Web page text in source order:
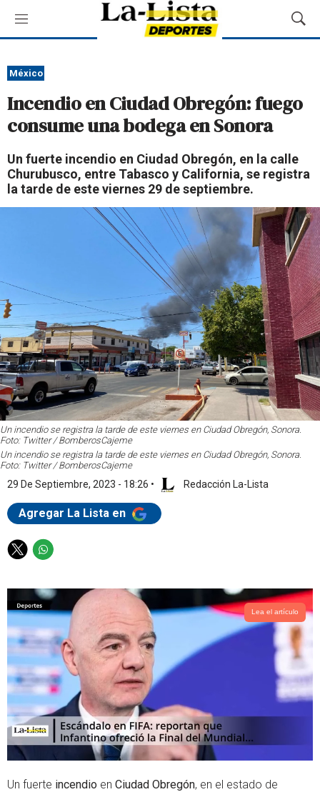
M
e
ú
M
o
a
r
s
q
e
d
a
México
Incendio en Ciudad Obregón: fuego
consume una bodega en Sonora
Un fuerte incendio en Ciudad Obregón, en la calle
Churubusco, entre Tabasco y California, se registra
la tarde de este viernes 29 de septiembre.
Un incendio se registra la tarde de este viernes en Ciudad Obregón, Sonora.
Foto: Twitter / BomberosCajeme
Un incendio se registra la tarde de este viernes en Ciudad Obregón, Sonora.
Foto: Twitter / BomberosCajeme
29 De Septiembre, 2023 - 18:26 • Redacción La-Lista
Agregar La Lista en
T
i
t
t
e
r
W
a
t
s
a
p
p
Lea el artículo
Un fuerte incendio en Ciudad Obregón, en el estado de